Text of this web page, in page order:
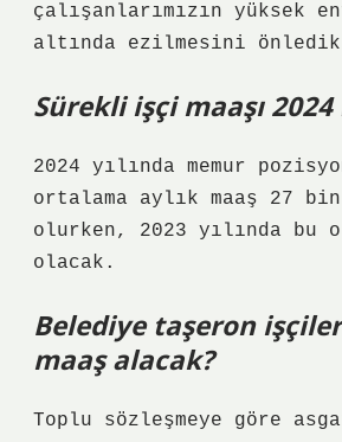
çalışanlarımızın yüksek
altında ezilmesini
Sürekli işçi maaşı
2024 yılında memur
ortalama aylık maaş 27
olurken, 2023 yılında bu
olacak.
Belediye taşeron
maaş alacak?
Toplu sözleşmeye göre